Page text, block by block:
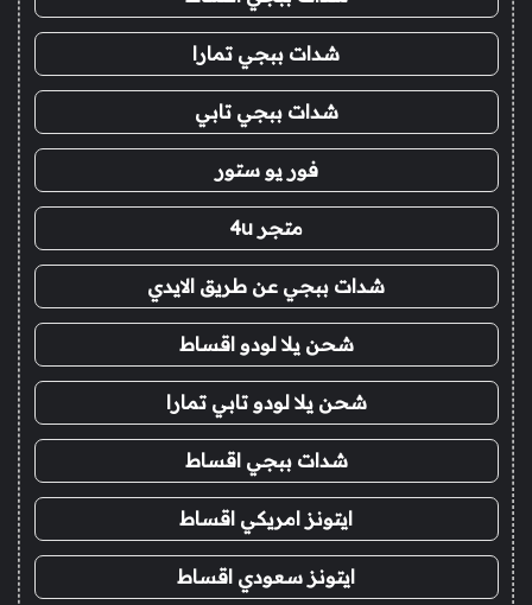
شدات ببجي تمارا
شدات ببجي تابي
فور يو ستور
متجر 4u
شدات ببجي عن طريق الايدي
شحن يلا لودو اقساط
شحن يلا لودو تابي تمارا
شدات ببجي اقساط
ايتونز امريكي اقساط
ايتونز سعودي اقساط